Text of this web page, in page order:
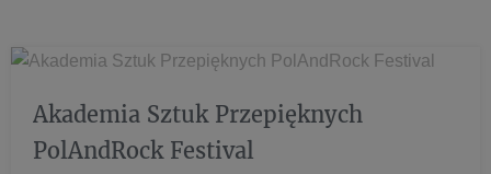
Akademia Sztuk Przepięknych
PolAndRock Festival